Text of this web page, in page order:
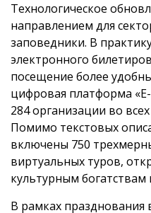
Технологическое
направлением для
заповедники. В
электронного
посещение более
цифровая платформа
284 организации во
Помимо текстовых
включены 750
виртуальных туров,
культурным
В рамках празднования